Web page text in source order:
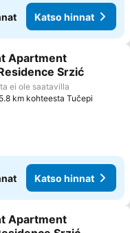
Katso hinnat
Apartment
Srzić
ei ole saatavilla
km kohteesta Tučepi
Katso hinnat
Apartment